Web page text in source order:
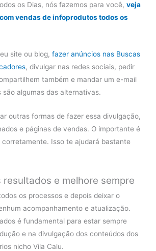
os Dias, nós fazemos para você, veja
vendas de infoprodutos todos os
site ou blog, fazer anúncios nas Buscas
, divulgar nas redes sociais, pedir
também e mandar um e-mail
são algumas das alternativas.
outras formas de fazer essa divulgação,
e páginas de vendas. O importante é
Isso te ajudará bastante
resultados e melhore sempre
os processos e depois deixar o
acompanhamento e atualização.
é fundamental para estar sempre
e na divulgação dos conteúdos dos
nicho Vila Calu.